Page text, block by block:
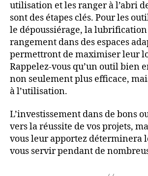
utilisation et les ranger à l’abri
sont des étapes clés. Pour les
le dépoussiérage, la lubrification
rangement dans des espaces
permettront de maximiser leur
Rappelez-vous qu’un outil bien
non seulement plus efficace,
à l’utilisation.
L’investissement dans de bons
vers la réussite de vos projets,
vous leur apportez déterminera
vous servir pendant de